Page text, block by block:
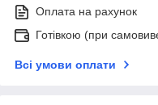
Оплата на рахунок
Готівкою (при
Всі умови оплати